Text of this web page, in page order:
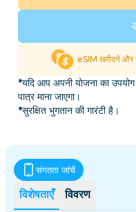
eSIM खरीदने और
*यदि आप अपनी योजना का
पात्र माना जाएगा।
*सुरक्षित भुगतान की गारंटी है।
विशेषताएँ विवरण
संगतता जांचें